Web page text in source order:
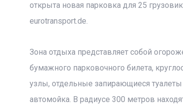
открыта новая парковка для 25
eurotransport.de.
Зона отдыха представляет собой
бумажного парковочного билета,
узлы, отдельные запирающиеся
автомойка. В радиусе 300 метров